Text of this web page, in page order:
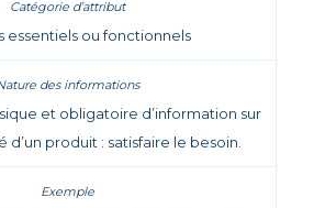
essentiels ou fonctionnels
et obligatoire d’information sur
d’un produit : satisfaire le besoin.